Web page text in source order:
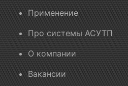
Применение
Про системы АСУТП
О компании
Вакансии